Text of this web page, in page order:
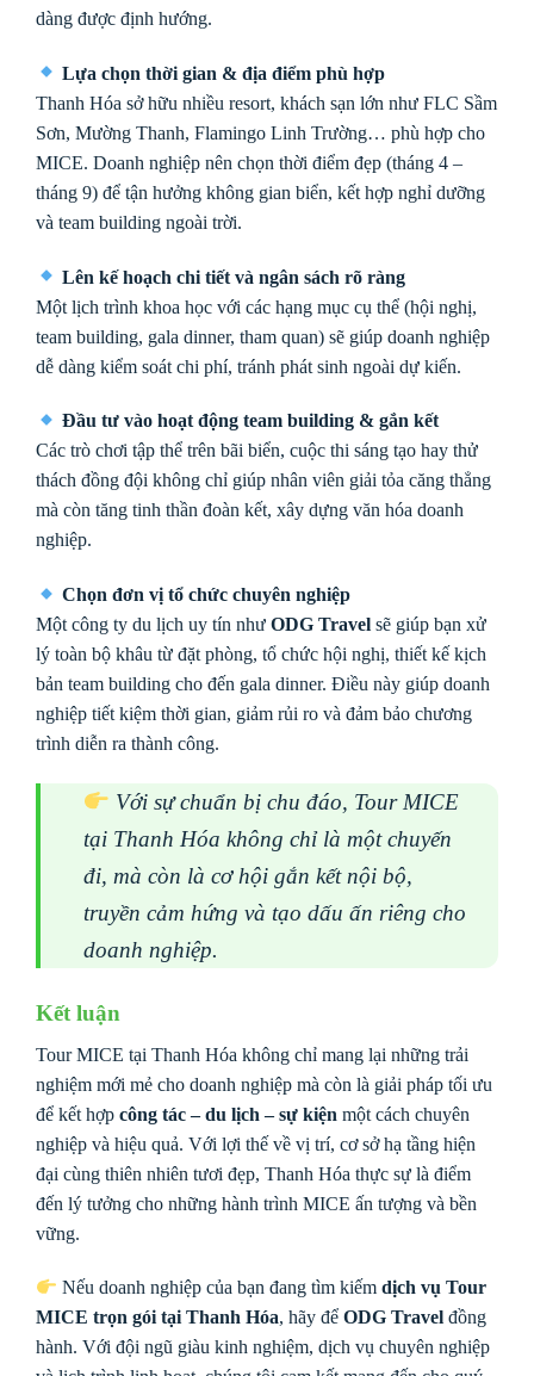
dàng được định hướng.
Lựa chọn thời gian & địa điểm phù hợp
Thanh Hóa sở hữu nhiều resort, khách sạn lớn như FLC Sầm
Sơn, Mường Thanh, Flamingo Linh Trường… phù hợp cho
MICE. Doanh nghiệp nên chọn thời điểm đẹp (tháng 4 –
tháng 9) để tận hưởng không gian biển, kết hợp nghỉ dưỡng
và team building ngoài trời.
Lên kế hoạch chi tiết và ngân sách rõ ràng
Một lịch trình khoa học với các hạng mục cụ thể (hội nghị,
team building, gala dinner, tham quan) sẽ giúp doanh nghiệp
dễ dàng kiểm soát chi phí, tránh phát sinh ngoài dự kiến.
Đầu tư vào hoạt động team building & gắn kết
Các trò chơi tập thể trên bãi biển, cuộc thi sáng tạo hay thử
thách đồng đội không chỉ giúp nhân viên giải tỏa căng thẳng
mà còn tăng tinh thần đoàn kết, xây dựng văn hóa doanh
nghiệp.
Chọn đơn vị tổ chức chuyên nghiệp
Một công ty du lịch uy tín như ODG Travel sẽ giúp bạn xử
lý toàn bộ khâu từ đặt phòng, tổ chức hội nghị, thiết kế kịch
bản team building cho đến gala dinner. Điều này giúp doanh
nghiệp tiết kiệm thời gian, giảm rủi ro và đảm bảo chương
trình diễn ra thành công.
Với sự chuẩn bị chu đáo, Tour MICE
tại Thanh Hóa không chỉ là một chuyến
đi, mà còn là cơ hội gắn kết nội bộ,
truyền cảm hứng và tạo dấu ấn riêng cho
doanh nghiệp.
Kết luận
Tour MICE tại Thanh Hóa không chỉ mang lại những trải
nghiệm mới mẻ cho doanh nghiệp mà còn là giải pháp tối ưu
để kết hợp công tác – du lịch – sự kiện một cách chuyên
nghiệp và hiệu quả. Với lợi thế về vị trí, cơ sở hạ tầng hiện
đại cùng thiên nhiên tươi đẹp, Thanh Hóa thực sự là điểm
đến lý tưởng cho những hành trình MICE ấn tượng và bền
vững.
Nếu doanh nghiệp của bạn đang tìm kiếmdịch vụ Tour
MICE trọn gói tại Thanh Hóa, hãy để ODG Travel đồng
hành. Với đội ngũ giàu kinh nghiệm, dịch vụ chuyên nghiệp